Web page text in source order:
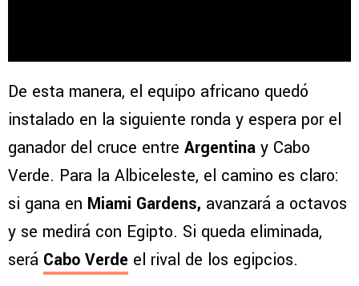
De esta manera, el equipo africano quedó
instalado en la siguiente ronda y espera por el
ganador del cruce entre Argentina y Cabo
Verde. Para la Albiceleste, el camino es claro:
si gana en Miami Gardens, avanzará a octavos
y se medirá con Egipto. Si queda eliminada,
será Cabo Verde el rival de los egipcios.